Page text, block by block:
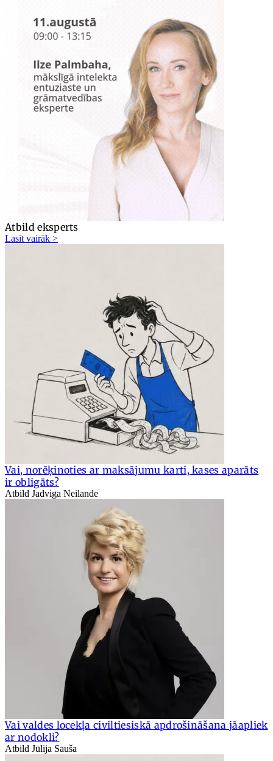
Atbild eksperts
Lasīt vairāk >
Vai, norēķinoties ar maksājumu karti, kases aparāts
ir obligāts?
Atbild Jadviga Neilande
Vai valdes locekļa civiltiesiskā apdrošināšana jāapliek
ar nodokli?
Atbild Jūlija Sauša